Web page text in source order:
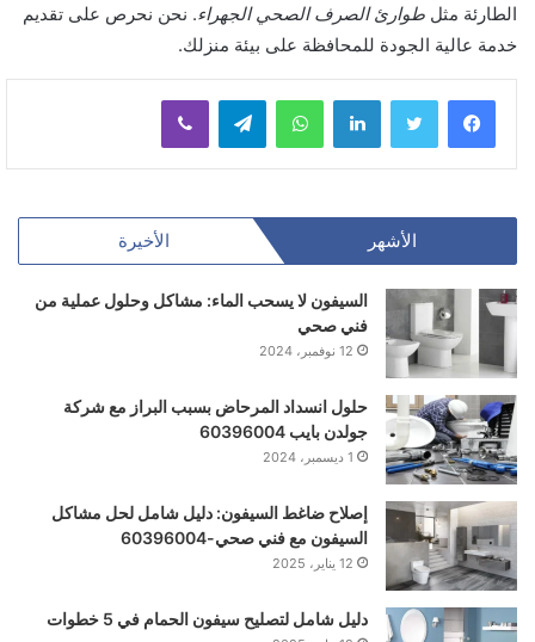
الطارئة مثل طوارئ الصرف الصحي الجهراء. نحن نحرص على تقديم
خدمة عالية الجودة للمحافظة على بيئة منزلك.
لينكدإن واتساب
الأشهر الأخيرة
السيفون لا يسحب الماء: مشاكل وحلول عملية من
فني صحي
12 نوفمبر، 2024
حلول انسداد المرحاض بسبب البراز مع شركة
جولدن بايب 60396004
1 ديسمبر، 2024
إصلاح ضاغط السيفون: دليل شامل لحل مشاكل
السيفون مع فني صحي-60396004
12 يناير، 2025
دليل شامل لتصليح سيفون الحمام في 5 خطوات